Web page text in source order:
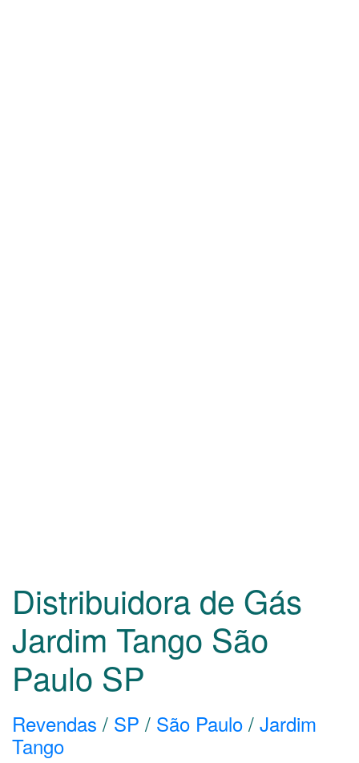
Distribuidora de Gás
Jardim Tango São
Paulo SP
Revendas / SP / São Paulo / Jardim
Tango